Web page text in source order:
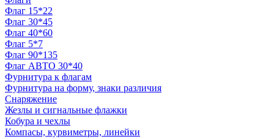
Флаг 15*22
Флаг 30*45
Флаг 40*60
Флаг 5*7
Флаг 90*135
Флаг АВТО 30*40
Фурнитура к флагам
Фурнитура на форму, знаки различия
Снаряжение
Жезлы и сигнальные флажки
Кобура и чехлы
Компасы, курвиметры, линейки